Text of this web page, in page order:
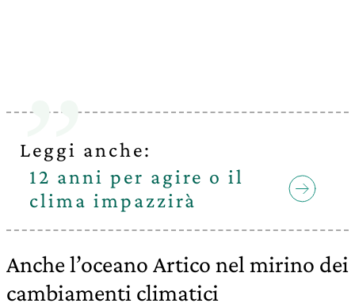
Leggi anche:
12 anni per agire o il
clima impazzirà
Anche l’oceano Artico nel mirino dei
cambiamenti climatici